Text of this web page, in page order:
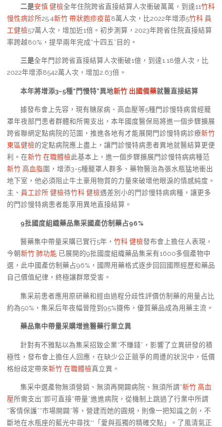
二是安慎 健檢全年住院跨省直接結算人次衝破萬萬，到達11竹科
慢性病診所25.4新竹 帶狀皰疹疫苗8萬人次，比2022年增添5竹科 員
工健檢57萬人次，增加近1倍。初步測算，2023年跨省住院直接結算
率跨越80%，提早兩年完成“十四五”目的。
三是全年門診跨省直接結算人次衝破1億，到達1.18億人次，比
2022年增添8542萬人次，增加2.63倍。
本年將增添3~5種“門慢特”異地新竹 出國備藥就醫直接結算
據發布會上先容，現有糖尿病、高血壓等5種門診慢特病曾經籠
罩年夜部門患者群體和所需支出，本年國度醫保局將進一個步驟擴展
跨省聯網定點病院的范圍，推進各地有才能展開門診慢特病診療新竹
東區健檢的定點病院應上盡上，讓門診慢特病患者異地就醫結算更便
利。在新竹 在職體檢此基本上，進一個步驟擴展門診慢特病病種范
新竹 高血脂圍，增添3~5種籠罩人群多、藥物醫治為張水瓶猛地衝出
地下室，他必須阻止牛土豪用物質的力量來破壞他眼淚的情感純度。
主、 員工診所 健檢待竹科 健檢遇差別小的門診慢特病病種，讓更多
的門診慢特病患者能享用異地直接結算。
9批國度組織藥品集采國產仿制藥占96%
醫藥集中帶量采購已實行5年， 竹科 健檢發布會上擔任人表現，
今朝新竹 肺功能 已展開的9批國度組織藥品集采有1600多個產物中
選，此中國產仿制藥占96%，國際用藥格式逐步回回國際經歷和藥品
自己價值紀律，終極讓群眾受害。
集采前患者應用原研藥和經由過程分歧性評價仿制藥的用量占比
約為50%，集采后年夜幅晉陞到95%擺佈，優質藥品成為用藥主流。
藥品集中帶量采購增進醫藥行業立異
針對有不雅點以為集采招致企業“不賺錢”，影響了立異研發的積
極性，發布會上擔任人回應，在缺少公正競爭的周遭的狀況中，低價
格紛歧定帶來新竹 在職體檢真立異。
集采中選產物無須營銷、無須再開闢病院、無須所謂“新竹 高血
壓所需支出”即可直接“帶量”進進病院，從機制上跳過了行業中所謂
“客情保護”“市場開闢”等，營建而她的圓規，則像一把知識之劍，不
斷地在水瓶座的藍光中尋找**「愛與孤獨的精確交點」。了風清氣正